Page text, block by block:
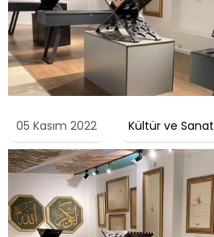
05 Kasım 2022 Kültür ve Sanat